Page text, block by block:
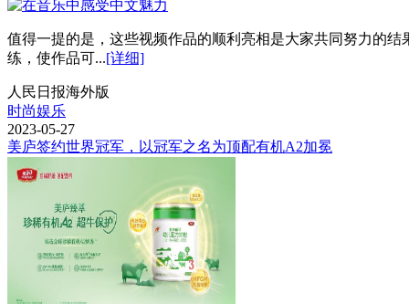
值得一提的是，这些视频作品的顺利亮相是大家共同努力的
练，使作品可...[详细]
人民日报海外版
时尚娱乐
2023-05-27
美庐签约世界冠军，以冠军之名为顶配有机A2加冕